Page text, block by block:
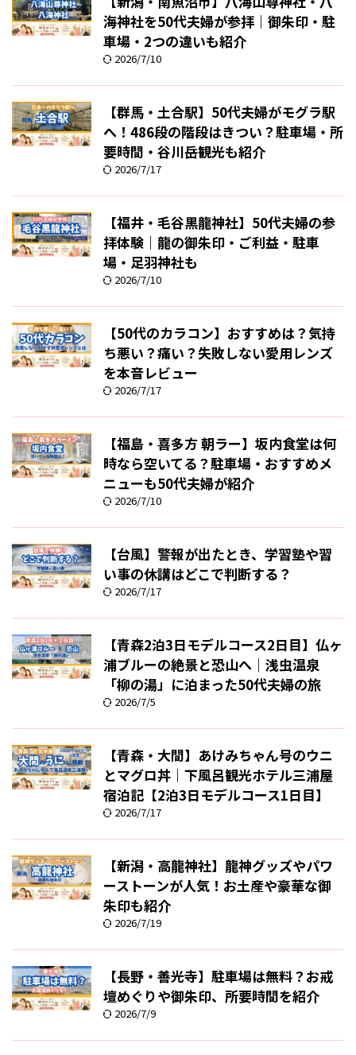
海神社を50代夫婦が参拝｜御朱印・駐
車場・2つの違いも紹介
2026/7/10
【群馬・土合駅】50代夫婦がモグラ駅
へ！486段の階段はきつい？駐車場・所
要時間・谷川岳観光も紹介
2026/7/17
【福井・毛谷黒龍神社】50代夫婦の参
拝体験｜龍の御朱印・ご利益・駐車
場・足羽神社も
2026/7/10
【50代のカラコン】おすすめは？気持
ち悪い？痛い？失敗しない愛用レンズ
を本音レビュー
2026/7/17
【福島・喜多方 朝ラー】坂内食堂は何
時なら空いてる？駐車場・おすすめメ
ニューも50代夫婦が紹介
2026/7/10
【台風】警報が出たとき、学習塾や習
い事の休講はどこで判断する？
2026/7/17
【青森2泊3日モデルコース2日目】仏ヶ
浦ブルーの絶景と恐山へ｜浅虫温泉
「柳の湯」に泊まった50代夫婦の旅
2026/7/5
【青森・大間】あけみちゃん号のウニ
とマグロ丼｜下風呂観光ホテル三浦屋
宿泊記【2泊3日モデルコース1日目】
2026/7/17
【新潟・高龍神社】龍神グッズやパワ
ーストーンが人気！お土産や豪華な御
朱印も紹介
2026/7/19
【長野・善光寺】駐車場は無料？お戒
壇めぐりや御朱印、所要時間を紹介
2026/7/9